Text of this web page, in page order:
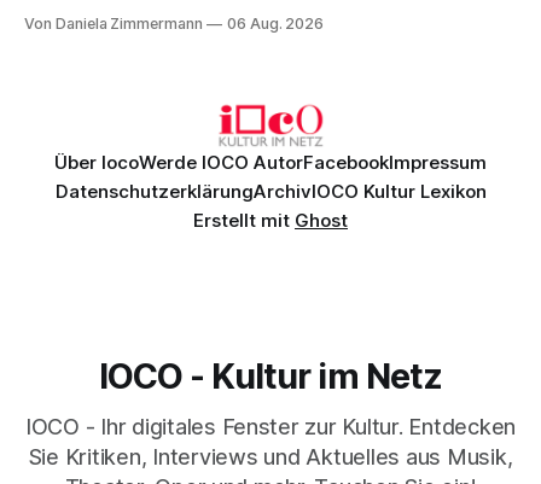
psychologische Tiefe mit starken Bildern, getragen von
Von Daniela Zimmermann 06 Aug. 2026
Über IocoWerde IOCO AutorFacebookImpressum
DatenschutzerklärungArchivIOCO Kultur Lexikon
Erstellt mit Ghost
IOCO - Kultur im Netz
IOCO - Ihr digitales Fenster zur Kultur. Entdecken
Sie Kritiken, Interviews und Aktuelles aus Musik,